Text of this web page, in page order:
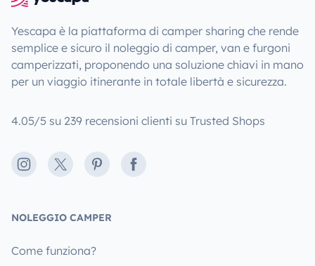
Yescapa è la piattaforma di camper sharing che rende
semplice e sicuro il noleggio di camper, van e furgoni
camperizzati, proponendo una soluzione chiavi in mano
per un viaggio itinerante in totale libertà e sicurezza.
4.05/5 su 239 recensioni clienti su Trusted Shops
Instagram
X PinterestFacebook
NOLEGGIO CAMPER
Come funziona?